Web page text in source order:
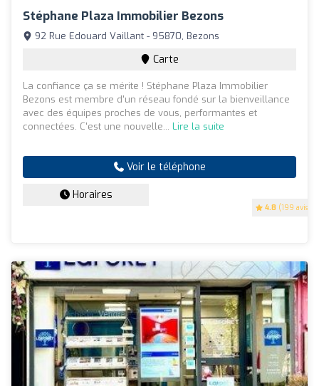
Stéphane Plaza Immobilier Bezons
4.8 (199 avis)
92 Rue Edouard Vaillant - 95870, Bezons
Carte
La confiance ça se mérite ! Stéphane Plaza Immobilier
Bezons est membre d'un réseau fondé sur la bienveillance
avec des équipes proches de vous, performantes et
connectées. C'est une nouvelle... Lire la suite
Voir le téléphone
Horaires